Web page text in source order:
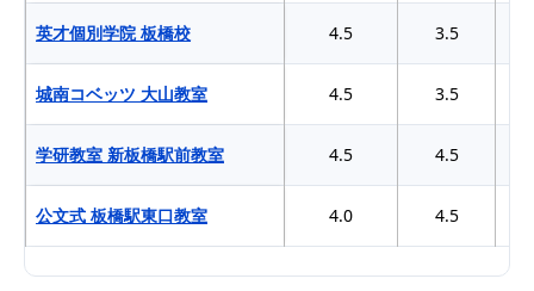
英才個別学院 板橋校 4.5 3.5
城南コベッツ 大山教室 4.5 3.5
学研教室 新板橋駅前教室 4.5 4.5
公文式 板橋駅東口教室 4.0 4.5